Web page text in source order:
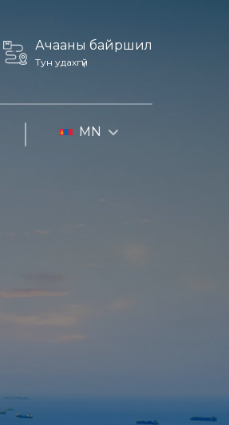
Ачааны байршил
Тун удахгүй
MN